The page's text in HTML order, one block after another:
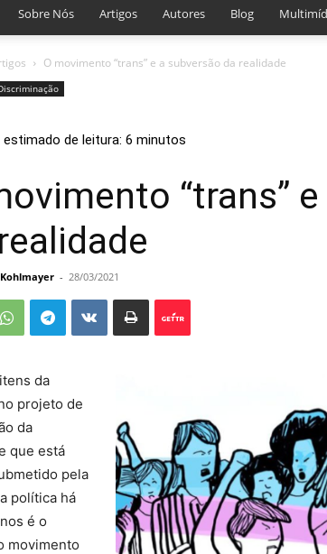
Sobre Nós Artigos Autores Blog
O movimento “trans” e a subversão da realidade
“trans”
- 28/03/2021
da
projeto de
da
que está
pela
política há
é o
movimento